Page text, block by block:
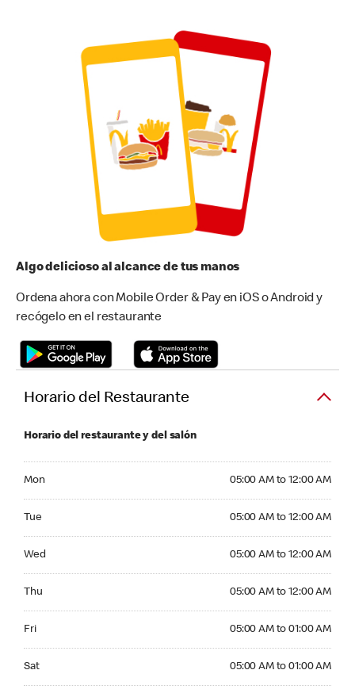
Algo delicioso al alcance de tus manos
Ordena ahora con Mobile Order & Pay en iOS o Android y
recógelo en el restaurante
Horario del Restaurante
Horario del restaurante y del salón
Mon 05:00 AM to 12:00 AM
Tue 05:00 AM to 12:00 AM
Wed 05:00 AM to 12:00 AM
Thu 05:00 AM to 12:00 AM
Fri 05:00 AM to 01:00 AM
Sat 05:00 AM to 01:00 AM